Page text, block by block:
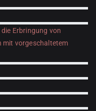
Erbringung von
mit vorgeschaltetem